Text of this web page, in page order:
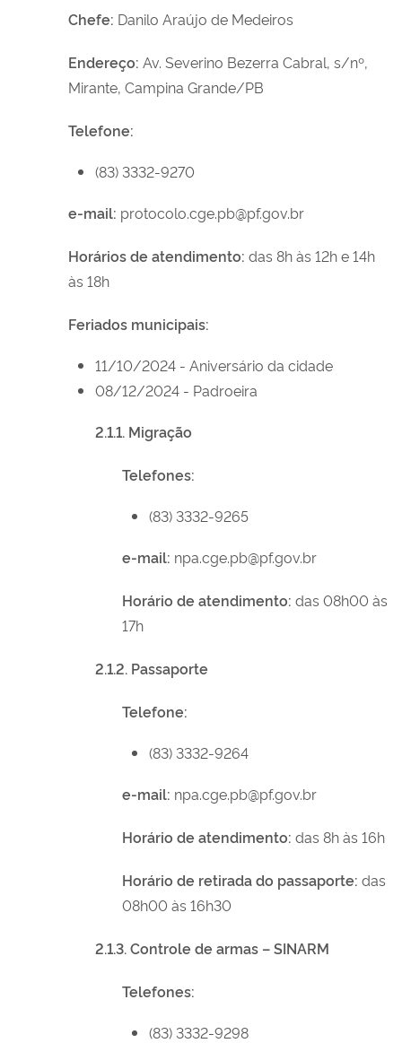
Chefe: Danilo Araújo de Medeiros
Endereço: Av. Severino Bezerra Cabral, s/nº,
Mirante, Campina Grande/PB
Telefone:
(83) 3332-9270
e-mail: protocolo.cge.pb@pf.gov.br
Horários de atendimento: das 8h às 12h e 14h
às 18h
Feriados municipais:
11/10/2024 - Aniversário da cidade
08/12/2024 - Padroeira
2.1.1. Migração
Telefones:
(83) 3332-9265
e-mail: npa.cge.pb@pf.gov.br
Horário de atendimento: das 08h00 às
17h
2.1.2. Passaporte
Telefone:
(83) 3332-9264
e-mail: npa.cge.pb@pf.gov.br
Horário de atendimento: das 8h às 16h
Horário de retirada do passaporte: das
08h00 às 16h30
2.1.3. Controle de armas – SINARM
Telefones:
(83) 3332-9298